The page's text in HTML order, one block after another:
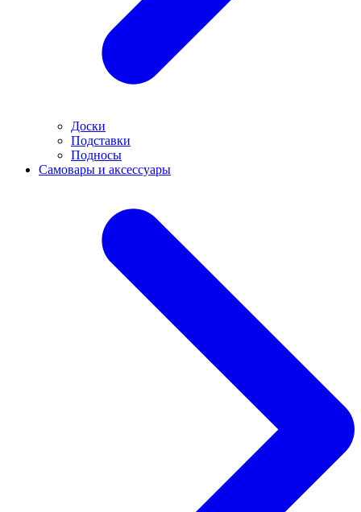
Доски
Подставки
Подносы
Самовары и аксессуары